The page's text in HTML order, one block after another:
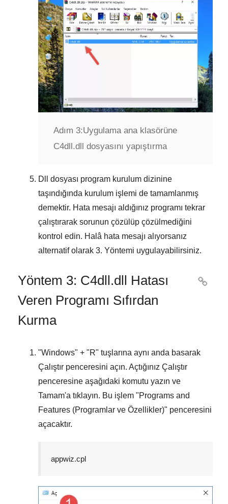
Adım 3:Uygulama ana klasörüne
C4dll.dll dosyasını yapıştırma
Dll dosyası program kurulum dizinine
taşındığında kurulum işlemi de tamamlanmış
demektir. Hata mesajı aldığınız programı tekrar
çalıştırarak sorunun çözülüp çözülmediğini
kontrol edin. Halâ hata mesajı alıyorsanız
alternatif olarak 3. Yöntemi uygulayabilirsiniz.
Yöntem 3: C4dll.dll Hatası
Veren Programı Sıfırdan
Kurma

"Windows" + "R" tuşlarına aynı anda basarak
Çalıştır penceresini açın. Açtığınız Çalıştır
penceresine aşağıdaki komutu yazın ve
Tamam'a tıklayın. Bu işlem "Programs and
Features (Programlar ve Özellikler)" penceresini
açacaktır.
appwiz.cpl